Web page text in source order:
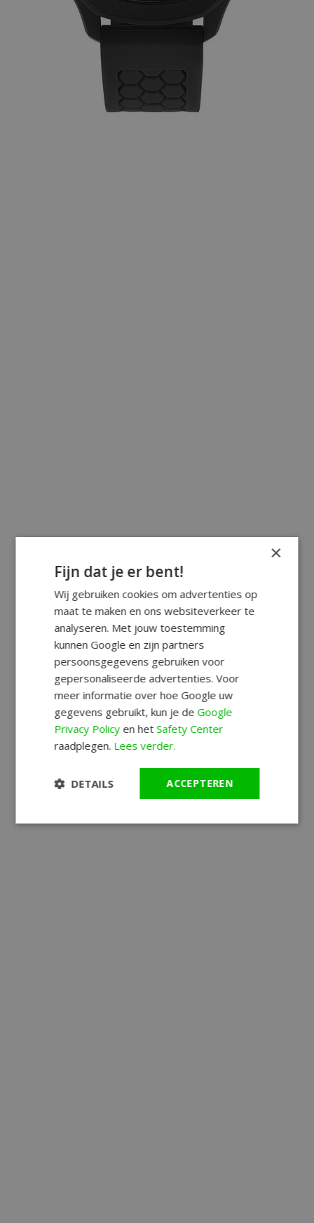
×
Fijn dat je er bent!
Wij gebruiken cookies om advertenties op
maat te maken en ons websiteverkeer te
analyseren. Met jouw toestemming
kunnen Google en zijn partners
persoonsgegevens gebruiken voor
gepersonaliseerde advertenties. Voor
meer informatie over hoe Google uw
gegevens gebruikt, kun je deGoogle
Privacy Policyen hetSafety Center
raadplegen. Lees verder.
ACCEPTEREN
DETAILS